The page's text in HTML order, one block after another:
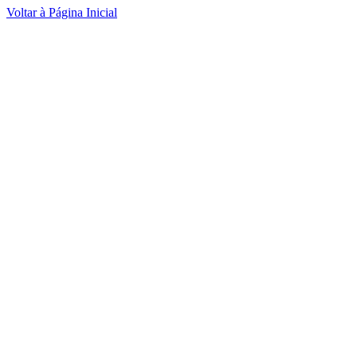
Voltar à Página Inicial